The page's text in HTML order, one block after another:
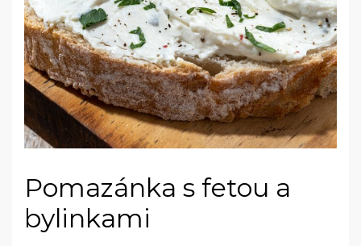
Pomazánka s fetou a
bylinkami